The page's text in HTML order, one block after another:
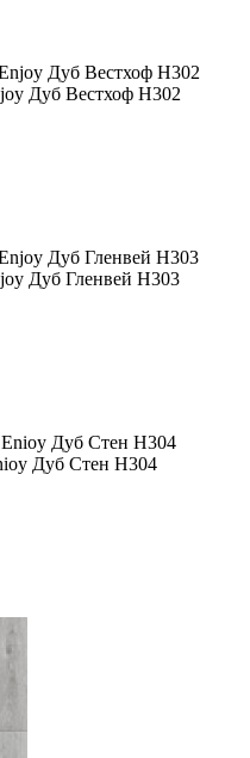
Дуб Вестхоф H302
Дуб Гленвей H303
Дуб Стен H304